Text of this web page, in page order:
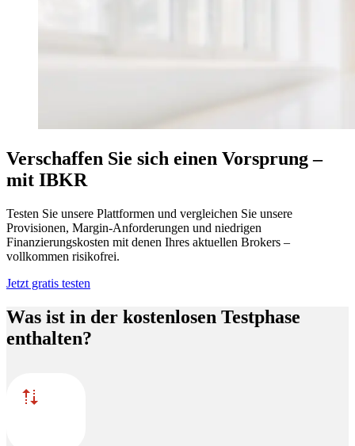
Verschaffen Sie sich einen Vorsprung –
mit IBKR
Testen Sie unsere Plattformen und vergleichen Sie unsere
Provisionen, Margin-Anforderungen und niedrigen
Finanzierungskosten mit denen Ihres aktuellen Brokers –
vollkommen risikofrei.
Jetzt gratis testen
Was ist in der kostenlosen Testphase
enthalten?